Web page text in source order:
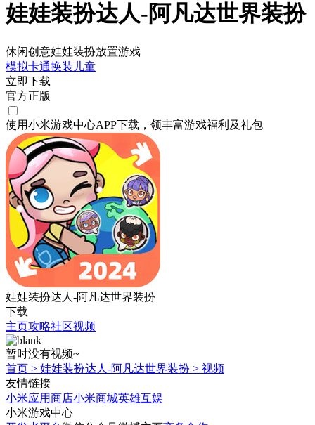
娃娃装扮达人-阿凡达世界装扮
休闲创意娃娃装扮放置游戏
模拟卡通换装 儿童
立即下载
官方正版
使用小米游戏中心APP下载 ，领丰富游戏福利 及礼包
娃娃装扮达人-阿凡达世界装扮
下载
主页攻略社区视频
暂时没有视频~
首页 > 娃娃装扮达人-阿凡达世界装扮 > 视频
友情链接
小米应用商店小米商城英雄互娱
小米游戏中心